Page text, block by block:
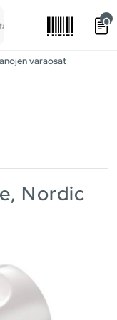
0
varaosat
Nordic